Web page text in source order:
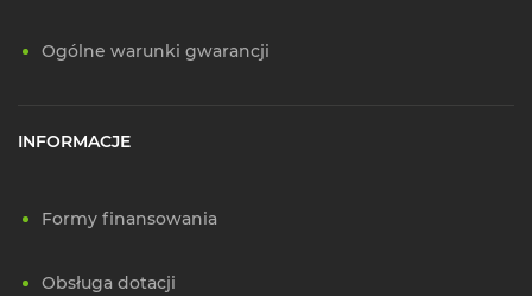
Ogólne warunki gwarancji
INFORMACJE
Formy finansowania
Obsługa dotacji